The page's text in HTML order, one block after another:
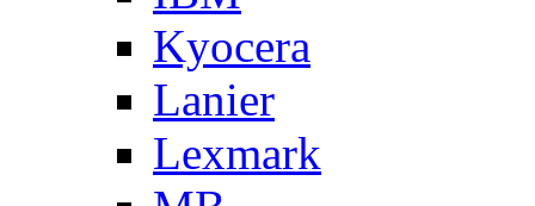
Kyocera
Lanier
Lexmark